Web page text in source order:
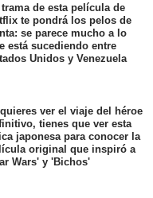
de esta película de
te pondrá los pelos de
se parece mucho a lo
está sucediendo entre
Unidos y Venezuela
ver el viaje del héroe
tienes que ver esta
japonesa para conocer la
original que inspiró a
Wars' y 'Bichos'